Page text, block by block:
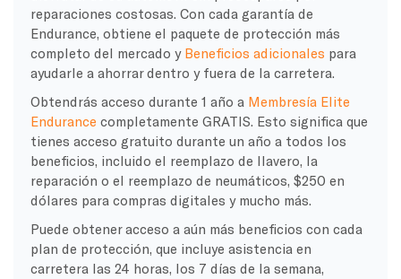
reparaciones costosas. Con cada garantía de
Endurance, obtiene el paquete de protección más
completo del mercado y Beneficios adicionales para
ayudarle a ahorrar dentro y fuera de la carretera.
Obtendrás acceso durante 1 año a Membresía Elite
Endurance completamente GRATIS. Esto significa que
tienes acceso gratuito durante un año a todos los
beneficios, incluido el reemplazo de llavero, la
reparación o el reemplazo de neumáticos, $250 en
dólares para compras digitales y mucho más.
Puede obtener acceso a aún más beneficios con cada
plan de protección, que incluye asistencia en
carretera las 24 horas, los 7 días de la semana,